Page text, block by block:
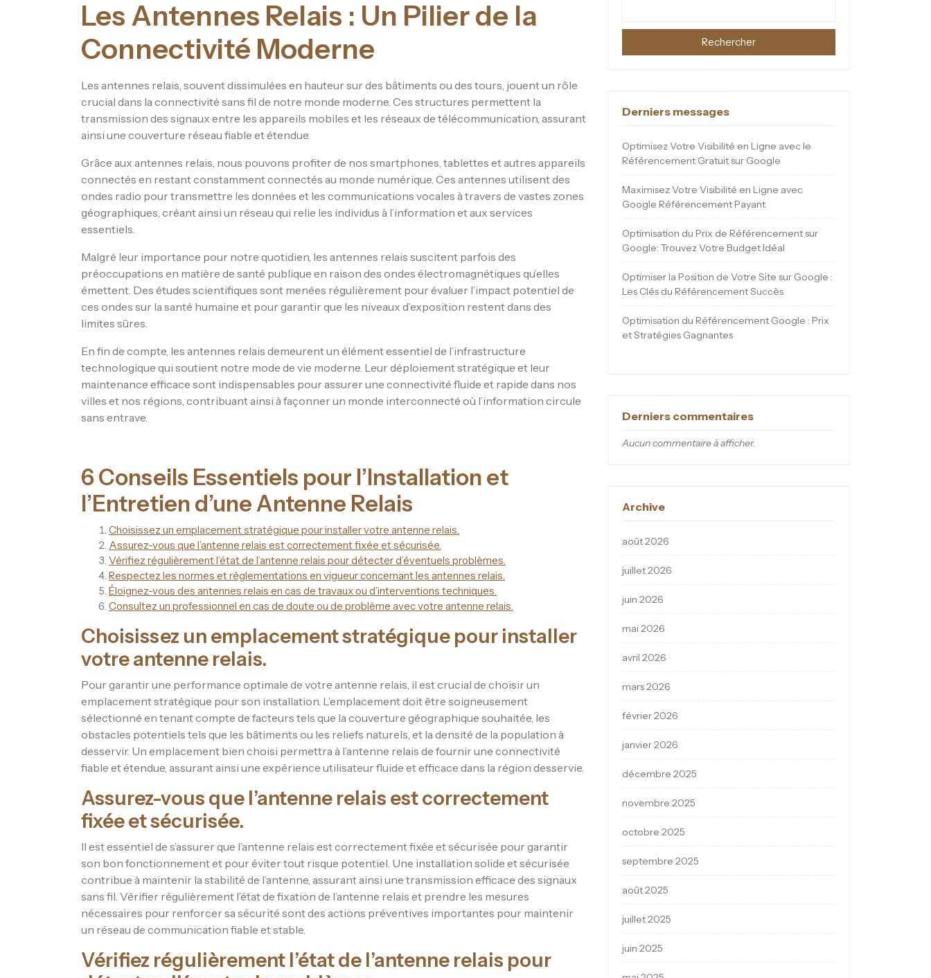
Les Antennes Relais : Un Pilier de la
Connectivité Moderne
Les antennes relais, souvent dissimulées en hauteur sur des bâtiments ou des tours, jouent un rôle
crucial dans la connectivité sans fil de notre monde moderne. Ces structures permettent la
transmission des signaux entre les appareils mobiles et les réseaux de télécommunication, assurant
ainsi une couverture réseau fiable et étendue.
Grâce aux antennes relais, nous pouvons profiter de nos smartphones, tablettes et autres appareils
connectés en restant constamment connectés au monde numérique. Ces antennes utilisent des
ondes radio pour transmettre les données et les communications vocales à travers de vastes zones
géographiques, créant ainsi un réseau qui relie les individus à l’information et aux services
essentiels.
Malgré leur importance pour notre quotidien, les antennes relais suscitent parfois des
préoccupations en matière de santé publique en raison des ondes électromagnétiques qu’elles
émettent. Des études scientifiques sont menées régulièrement pour évaluer l’impact potentiel de
ces ondes sur la santé humaine et pour garantir que les niveaux d’exposition restent dans des
limites sûres.
En fin de compte, les antennes relais demeurent un élément essentiel de l’infrastructure
technologique qui soutient notre mode de vie moderne. Leur déploiement stratégique et leur
maintenance efficace sont indispensables pour assurer une connectivité fluide et rapide dans nos
villes et nos régions, contribuant ainsi à façonner un monde interconnecté où l’information circule
sans entrave.
6 Conseils Essentiels pour l’Installation et
l’Entretien d’une Antenne Relais
Choisissez un emplacement stratégique pour installer votre antenne relais.
Assurez-vous que l’antenne relais est correctement fixée et sécurisée.
Vérifiez régulièrement l’état de l’antenne relais pour détecter d’éventuels problèmes.
Respectez les normes et réglementations en vigueur concernant les antennes relais.
Éloignez-vous des antennes relais en cas de travaux ou d’interventions techniques.
Consultez un professionnel en cas de doute ou de problème avec votre antenne relais.
Choisissez un emplacement stratégique pour installer
votre antenne relais.
Pour garantir une performance optimale de votre antenne relais, il est crucial de choisir un
emplacement stratégique pour son installation. L’emplacement doit être soigneusement
sélectionné en tenant compte de facteurs tels que la couverture géographique souhaitée, les
obstacles potentiels tels que les bâtiments ou les reliefs naturels, et la densité de la population à
desservir. Un emplacement bien choisi permettra à l’antenne relais de fournir une connectivité
fiable et étendue, assurant ainsi une expérience utilisateur fluide et efficace dans la région desservie.
Assurez-vous que l’antenne relais est correctement
fixée et sécurisée.
Il est essentiel de s’assurer que l’antenne relais est correctement fixée et sécurisée pour garantir
son bon fonctionnement et pour éviter tout risque potentiel. Une installation solide et sécurisée
contribue à maintenir la stabilité de l’antenne, assurant ainsi une transmission efficace des signaux
sans fil. Vérifier régulièrement l’état de fixation de l’antenne relais et prendre les mesures
nécessaires pour renforcer sa sécurité sont des actions préventives importantes pour maintenir
un réseau de communication fiable et stable.
Vérifiez régulièrement l’état de l’antenne relais pour
Rechercher
Derniers messages
Optimisez Votre Visibilité en Ligne avec le
Référencement Gratuit sur Google
Maximisez Votre Visibilité en Ligne avec
Google Référencement Payant
Optimisation du Prix de Référencement sur
Google: Trouvez Votre Budget Idéal
Optimiser la Position de Votre Site sur Google :
Les Clés du Référencement Succès
Optimisation du Référencement Google : Prix
et Stratégies Gagnantes
Derniers commentaires
Aucun commentaire à afficher.
Archive
août 2026
juillet 2026
juin 2026
mai 2026
avril 2026
mars 2026
février 2026
janvier 2026
décembre 2025
novembre 2025
octobre 2025
septembre 2025
août 2025
juillet 2025
juin 2025